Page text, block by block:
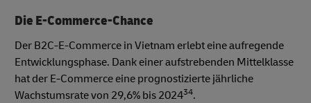
Die E-Commerce-Chance
Der B2C-E-Commerce in Vietnam erlebt eine aufregende
Entwicklungsphase. Dank einer aufstrebenden Mittelklasse
hat der E-Commerce eine prognostizierte jährliche
Wachstumsrate von 29,6% bis 202434.